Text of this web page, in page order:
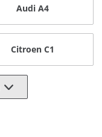
Audi A4
Citroen C1